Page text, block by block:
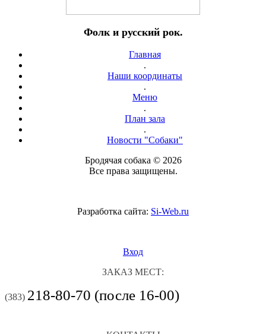
Фолк и русский рок.
Главная
.
Наши координаты
.
Меню
.
План зала
.
Новости "Собаки"
Бродячая собака © 2026
Все права защищены.
Разработка сайта: Si-Web.ru
Вход
ЗАКАЗ МЕСТ:
(383) 218-80-70 (после 16-00)